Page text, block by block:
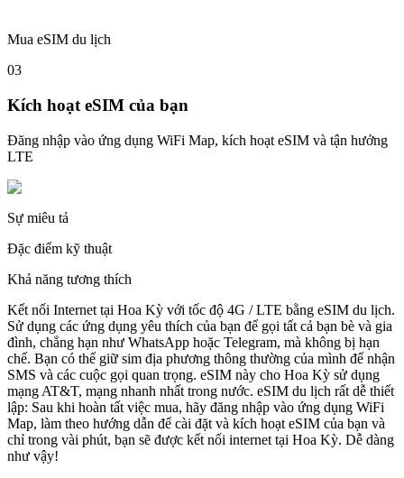
Mua eSIM du lịch
03
Kích hoạt eSIM của bạn
Đăng nhập vào ứng dụng WiFi Map, kích hoạt eSIM và tận hưởng
LTE
Sự miêu tả
Đặc điểm kỹ thuật
Khả năng tương thích
Kết nối Internet tại Hoa Kỳ với tốc độ 4G / LTE bằng eSIM du lịch.
Sử dụng các ứng dụng yêu thích của bạn để gọi tất cả bạn bè và gia
đình, chẳng hạn như WhatsApp hoặc Telegram, mà không bị hạn
chế. Bạn có thể giữ sim địa phương thông thường của mình để nhận
SMS và các cuộc gọi quan trọng. eSIM này cho Hoa Kỳ sử dụng
mạng AT&T, mạng nhanh nhất trong nước. eSIM du lịch rất dễ thiết
lập: Sau khi hoàn tất việc mua, hãy đăng nhập vào ứng dụng WiFi
Map, làm theo hướng dẫn để cài đặt và kích hoạt eSIM của bạn và
chỉ trong vài phút, bạn sẽ được kết nối internet tại Hoa Kỳ. Dễ dàng
như vậy!